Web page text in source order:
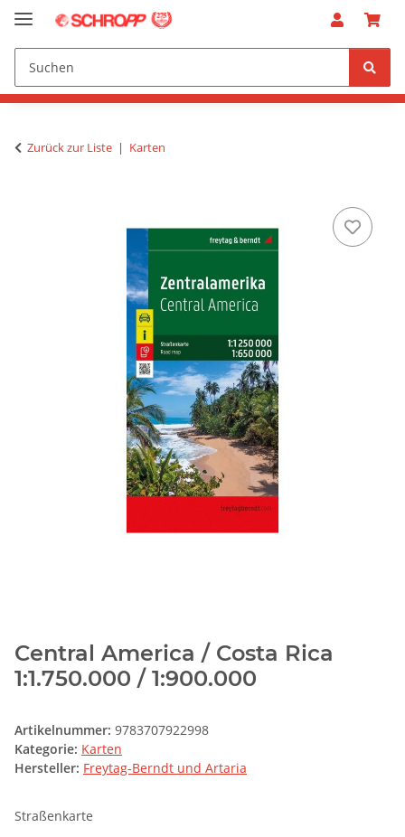
Zurück zur Liste Karten
Central America / Costa Rica
1:1.750.000 / 1:900.000
Artikelnummer: 9783707922998
Kategorie: Karten
Hersteller: Freytag-Berndt und Artaria
Straßenkarte